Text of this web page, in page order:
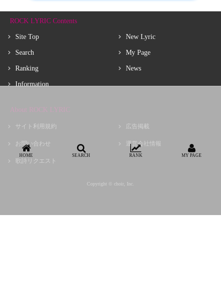
ROCK LYRIC Contents
Site Top
Search
Ranking
Information
New Lyric
My Page
News
About ROCK LYRIC
サイト利用規約
お問い合わせ
歌詩リクエスト
広告掲載
運営会社情報
Copyright © choir, Inc.
HOME SEARCH RANK MY PAGE